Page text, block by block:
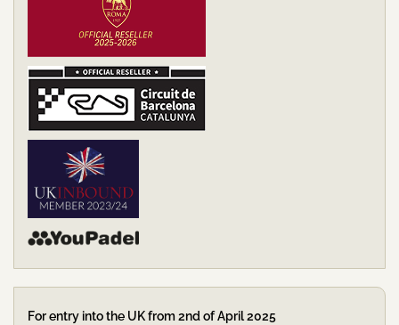
For entry into the UK from 2nd of April 2025